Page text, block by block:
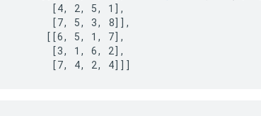
        [4, 2, 5, 1],
        [7, 5, 3, 8]],
       [[6, 5, 1, 7],
        [3, 1, 6, 2],
        [7, 4, 2, 4]]]